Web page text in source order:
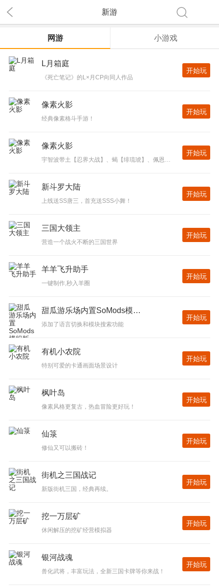
新游
网游 小游戏
L月箱庭
《死亡笔记》的L×月CP向同人作品
开始玩
像素火影
经典像素格斗手游！
开始玩
像素火影
宇智波带土【忍界大战】、蝎【绯琉琥】、佩恩【天道】、佩恩【天道-超】。
开始玩
新斗罗大陆
上线送SS唐三，首充送SSS小舞！
开始玩
三国大领主
营造一个战火不断的三国世界
开始玩
羊羊飞升助手
一键制作,秒入羊圈
开始玩
甜瓜游乐场内置SoMods模组版
添加了语言切换和模块搜索功能
开始玩
有机小农院
特别可爱的卡通画面场景设计
开始玩
枫叶岛
像素风格更复古，热血冒险更好玩！
开始玩
仙箓
修仙又可以搬砖！
开始玩
街机之三国战记
新版街机三国，经典再续。
开始玩
挖一万层矿
休闲解压的挖矿经营模拟器
开始玩
银河战魂
兽化武将，丰富玩法，全新三国卡牌等你来战！
开始玩